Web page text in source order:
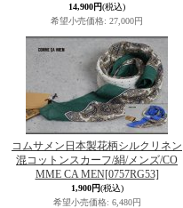
14,900円(税込)
希望小売価格: 27,000円
コムサメン日本製花柄シルクリネン
混コットンスカーフ/絹/メンズ/CO
MME CA MEN[0757RG53]
1,900円(税込)
希望小売価格: 6,480円